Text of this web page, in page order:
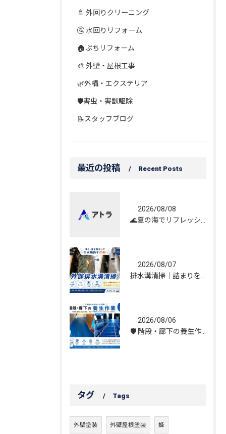
🚿 外回りクリーニング
🚰 水回りリフォーム
🏠ぷちリフォーム
🎨 外壁・屋根工事
🌿外構・エクステリア
🛡️害虫・害獣駆除
📝スタッフブログ
最近の投稿 Recent Posts
2026/08/08
2026/08/07
2026/08/06
タグ Tags
外壁塗装 外壁屋根塗装 蜂